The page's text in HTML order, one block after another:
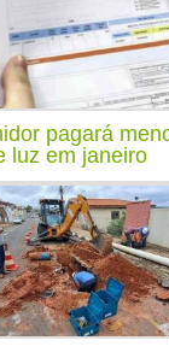
pagará
luz em janeiro